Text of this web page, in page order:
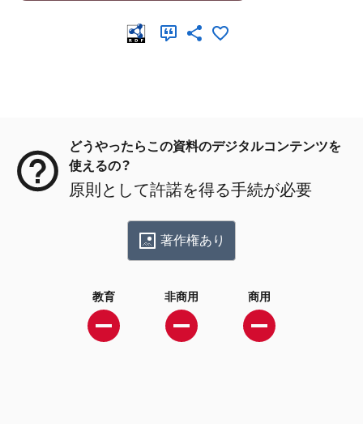
どうやったらこの資料のデジタルコンテンツを
使えるの？
原則として許諾を得る手続が必要
著作権あり
教育 非商用 商用